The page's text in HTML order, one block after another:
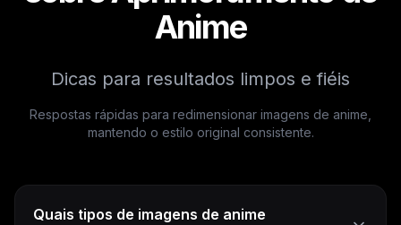
Anime
Dicas para resultados limpos e fiéis
Respostas rápidas para redimensionar imagens de anime,
mantendo o estilo original consistente.
Quais tipos de imagens de anime